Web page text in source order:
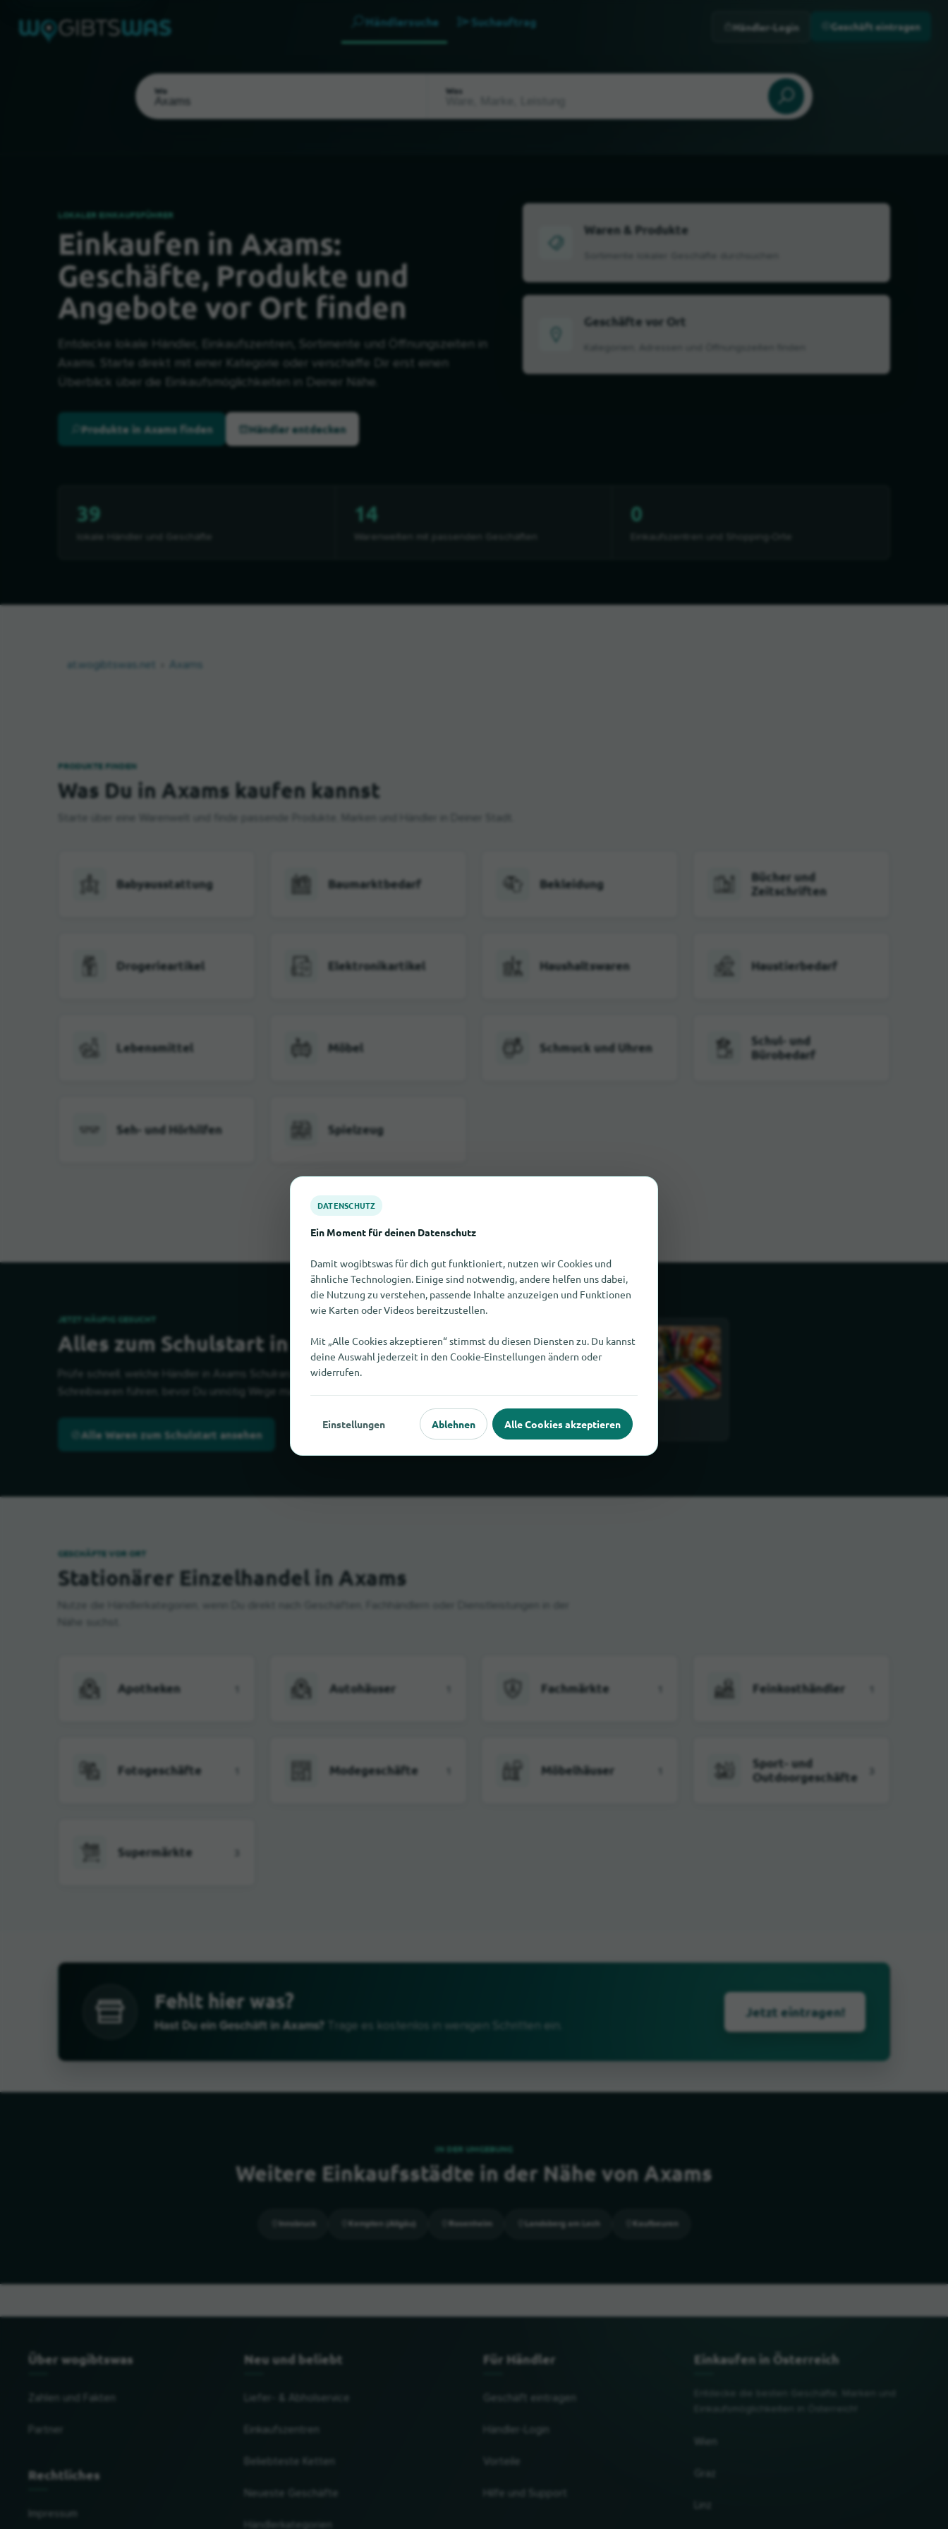
Händlersuche Suchauftrag
Wo Was
Händler-Login Geschäft eintragen
Als meinen Standort wählen
LOKALER EINKAUFSFÜHRER
Einkaufen in Axams:
Geschäfte, Produkte und
Angebote vor Ort finden
Entdecke lokale Händler, Einkaufszentren, Sortimente und Öffnungszeiten in
Axams. Starte direkt mit einer Kategorie oder verschaffe Dir erst einen
Überblick über die Einkaufsmöglichkeiten in Deiner Nähe.
Produkte in Axams finden Händler entdecken
Waren & Produkte
Geschäfte vor Ort
39 14 0
at.wogibtswas.net Axams
PRODUKTE FINDEN
Was Du in Axams kaufen kannst
Babyausstattung Baumarktbedarf Bekleidung
Bücher und
Zeitschriften
Drogerieartikel Elektronikartikel Haushaltswaren Haustierbedarf
Lebensmittel Möbel Schmuck und Uhren
Schul- und
Bürobedarf
Seh- und Hörhilfen Spielzeug
JETZT HÄUFIG GESUCHT
Alles zum Schulstart in Axams
Prüfe schnell, welche Händler in Axams Schulranzen, Schulhefte und
Schreibwaren führen, bevor Du unnötig Wege machst.
Alle Waren zum Schulstart ansehen
Schreibwaren Schulbedarf
GESCHÄFTE VOR ORT
Stationärer Einzelhandel in Axams
Apotheken Autohäuser Fachmärkte Feinkosthändler
Fotogeschäfte Modegeschäfte Möbelhäuser
Sport- und
Outdoorgeschäfte
Supermärkte
Fehlt hier was?
Hast Du ein Geschäft in Axams?
Jetzt eintragen!
IN DER UMGEBUNG
Weitere Einkaufsstädte in der Nähe von Axams
Innsbruck Kempten (Allgäu) Rosenheim Landsberg am Lech Kaufbeuren
Über wogibtswas
Rechtliches
Neu und beliebt Für Händler Einkaufen in Österreich
DATENSCHUTZ
Ein Moment für deinen Datenschutz
Damit wogibtswas für dich gut funktioniert, nutzen wir Cookies und
ähnliche Technologien. Einige sind notwendig, andere helfen uns dabei,
die Nutzung zu verstehen, passende Inhalte anzuzeigen und Funktionen
wie Karten oder Videos bereitzustellen.
Mit „Alle Cookies akzeptieren“ stimmst du diesen Diensten zu. Du kannst
deine Auswahl jederzeit in den Cookie-Einstellungen ändern oder
widerrufen.
Einstellungen Ablehnen Alle Cookies akzeptieren